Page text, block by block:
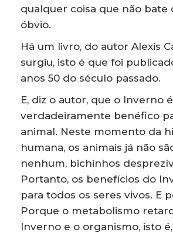
qualquer coisa que não bate
óbvio.
Há um livro, do autor Alexis
surgiu, isto é que foi
anos 50 do século passado.
E, diz o autor, que o Inverno é
verdadeiramente benéfico
animal. Neste momento da
humana, os animais já não
nenhum, bichinhos
Portanto, os benefícios do
para todos os seres vivos. E
Porque o metabolismo
Inverno e o organismo, isto